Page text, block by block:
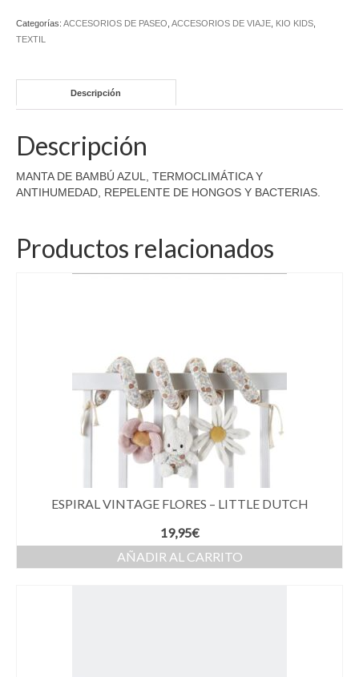
Categorías: ACCESORIOS DE PASEO ACCESORIOS DE VIAJE KIO KIDS
TEXTIL
Descripción
Descripción
MANTA DE BAMBÚ AZUL, TERMOCLIMÁTICA Y
ANTIHUMEDAD, REPELENTE DE HONGOS Y BACTERIAS.
Productos relacionados
ESPIRAL VINTAGE FLORES – LITTLE DUTCH
19,95€
AÑADIR AL CARRITO